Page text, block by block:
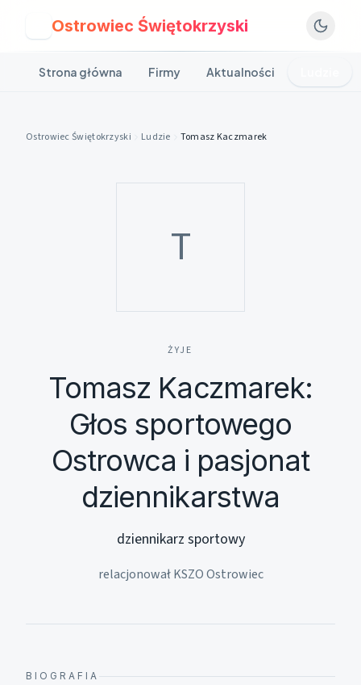
Ostrowiec Świętokrzyski
Strona główna Firmy Aktualności
Ostrowiec Świętokrzyski Ludzie Tomasz Kaczmarek
T
ŻYJE
Tomasz Kaczmarek:
Głos sportowego
Ostrowca i pasjonat
dziennikarstwa
dziennikarz sportowy
relacjonował KSZO Ostrowiec
BIOGRAFIA